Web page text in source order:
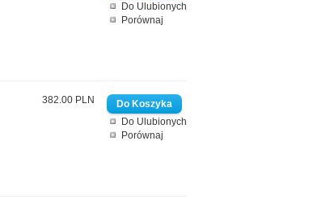
Do Ulubionych
Porównaj
Do Ulubionych
Porównaj
382.00 PLN